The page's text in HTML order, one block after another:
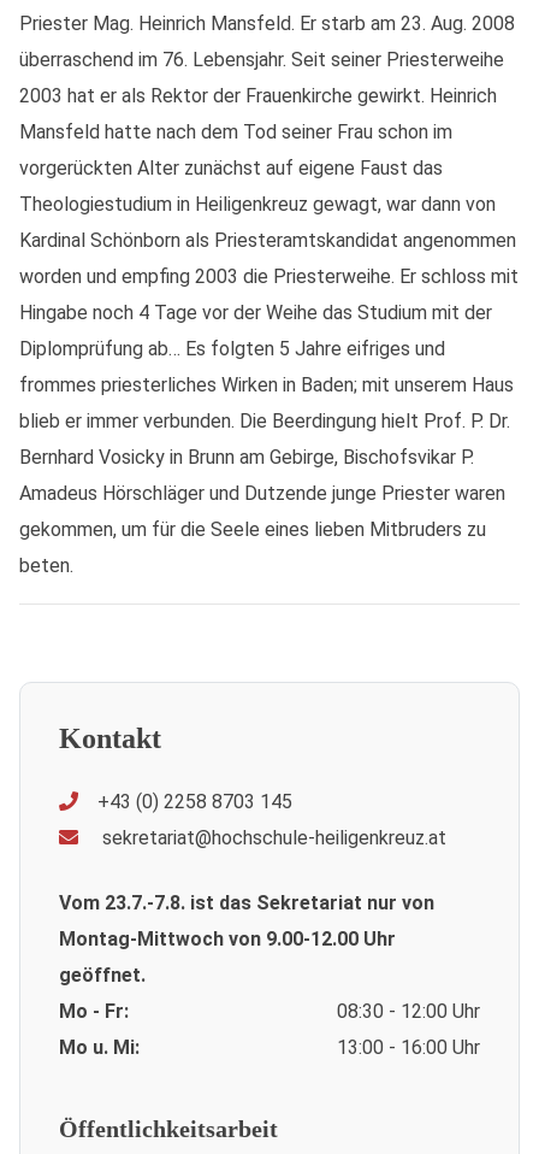
Priester Mag. Heinrich Mansfeld. Er starb am 23. Aug. 2008
überraschend im 76. Lebensjahr. Seit seiner Priesterweihe
2003 hat er als Rektor der Frauenkirche gewirkt. Heinrich
Mansfeld hatte nach dem Tod seiner Frau schon im
vorgerückten Alter zunächst auf eigene Faust das
Theologiestudium in Heiligenkreuz gewagt, war dann von
Kardinal Schönborn als Priesteramtskandidat angenommen
worden und empfing 2003 die Priesterweihe. Er schloss mit
Hingabe noch 4 Tage vor der Weihe das Studium mit der
Diplomprüfung ab… Es folgten 5 Jahre eifriges und
frommes priesterliches Wirken in Baden; mit unserem Haus
blieb er immer verbunden. Die Beerdingung hielt Prof. P. Dr.
Bernhard Vosicky in Brunn am Gebirge, Bischofsvikar P.
Amadeus Hörschläger und Dutzende junge Priester waren
gekommen, um für die Seele eines lieben Mitbruders zu
beten.
Kontakt
+43 (0) 2258 8703 145
sekretariat@hochschule-heiligenkreuz.at
Vom 23.7.-7.8. ist das Sekretariat nur von
Montag-Mittwoch von 9.00-12.00 Uhr
geöffnet.
Mo - Fr:
08:30 - 12:00 Uhr
Mo u. Mi:
13:00 - 16:00 Uhr
Öffentlichkeitsarbeit